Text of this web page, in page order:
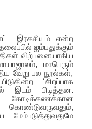
இரகசியம் என்ற
ஐம்பதுக்கும்
விற்பனையாகிய
மாபெரும்
வேறு பல நூல்கள்,
‘சிறப்பாக
இடம் பிடித்தன.
கோடிக்கணக்கான